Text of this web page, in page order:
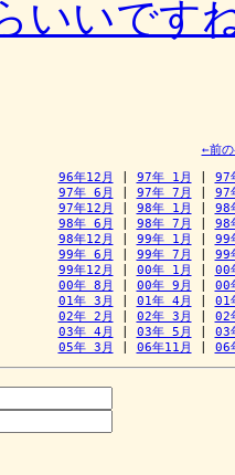
いいです
←前
96年12月
97年 1月
97
97年 6月
97年 7月
97
97年12月
98年 1月
98
98年 6月
98年 7月
98
98年12月
99年 1月
99
99年 6月
99年 7月
99
99年12月
00年 1月
00
00年 8月
00年 9月
00
01年 3月
01年 4月
01
02年 2月
02年 3月
02
03年 4月
03年 5月
03
05年 3月
06年11月 06